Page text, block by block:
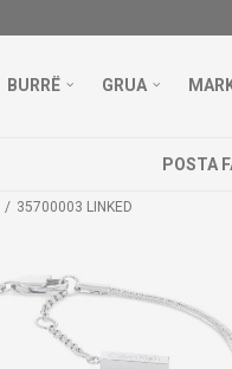
BURRË GRUA
POSTA
35700003 LINKED